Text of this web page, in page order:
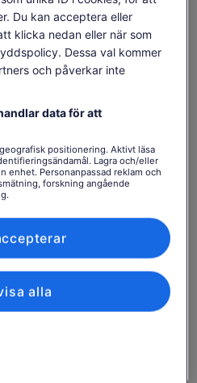
4 gäster minst per fordon
tur.
mån 10 aug. tis 11 aug.
biljetter
sidan kan ha skapats med
översättningen
ny
Du kan acceptera eller
klicka nedan eller när som
Dessa val kommer
och påverkar inte
data för att
positionering. Aktivt läsa
Lagra och/eller
enhet. Personanpassad reklam och
forskning angående
alla